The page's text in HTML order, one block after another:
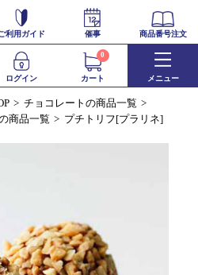
利用ガイド 催事 商品番号注文
ログイン カート
0
メニュー
チョコレートの商品一覧
商品一覧
プチトリフ[プラリネ]